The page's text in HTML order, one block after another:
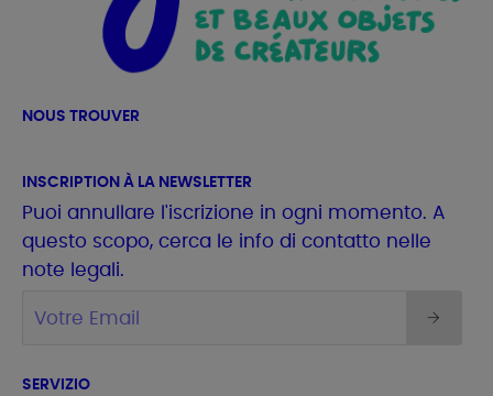
NOUS TROUVER
INSCRIPTION À LA NEWSLETTER
Puoi annullare l'iscrizione in ogni momento. A
questo scopo, cerca le info di contatto nelle
note legali.
SERVIZIO